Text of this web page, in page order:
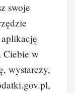
swoje
Ciebie w
wystarczy,